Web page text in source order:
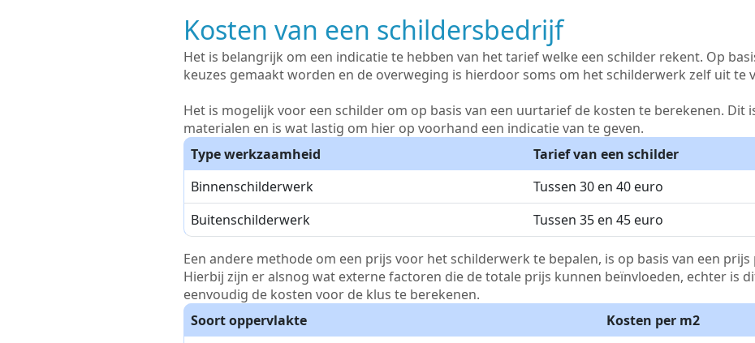
Kosten van een schildersbedrijf
Het is belangrijk om een indicatie te hebben van het tarief welke een schilder rekent. Op
keuzes gemaakt worden en de overweging is hierdoor soms om het schilderwerk zelf uit te
Het is mogelijk voor een schilder om op basis van een uurtarief de kosten te berekenen. Dit
materialen en is wat lastig om hier op voorhand een indicatie van te geven.
Type werkzaamheid
Tarief van een schilder
Binnenschilderwerk
Tussen 30 en 40 euro
Buitenschilderwerk
Tussen 35 en 45 euro
Een andere methode om een prijs voor het schilderwerk te bepalen, is op basis van een
Hierbij zijn er alsnog wat externe factoren die de totale prijs kunnen beïnvloeden, echter is
eenvoudig de kosten voor de klus te berekenen.
Soort oppervlakte
Kosten per m2